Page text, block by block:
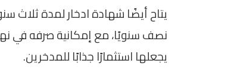
يجعلها استثمارًا جذابًا للمدخرين.